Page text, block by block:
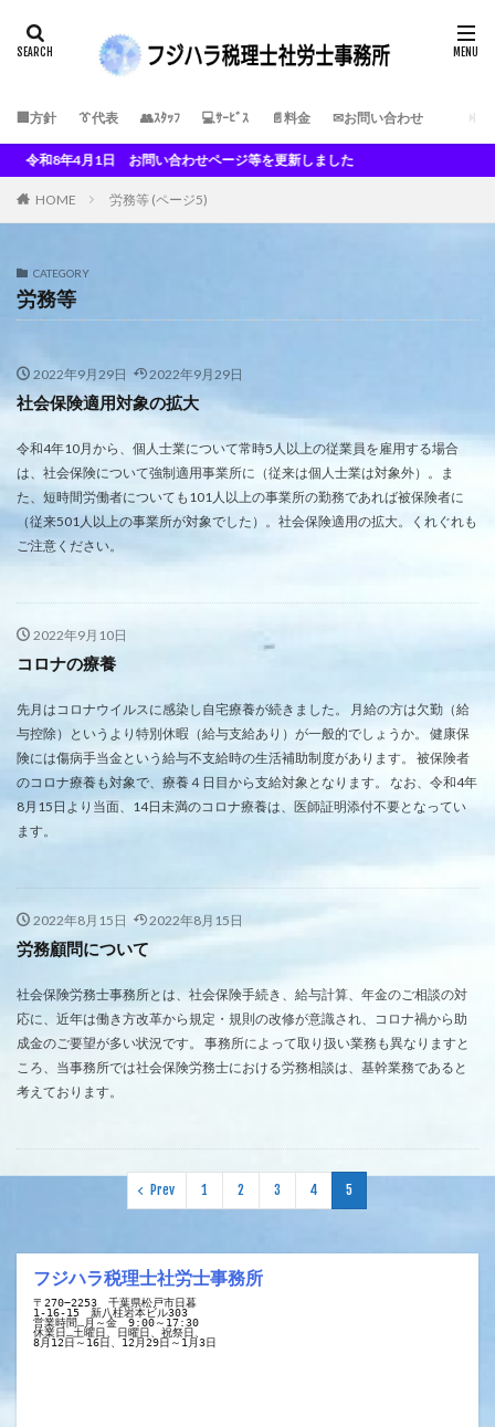
🏢方針 👔代表 👥ｽﾀｯﾌ 💻ｻｰﾋﾞｽ 📄料金 ✉お問い合わせ
月1日 お問い合わせページ等を更新しました
HOME 労務等 (ページ5)
CATEGORY
労務等
2022年9月29日 2022年9月29日
社会保険適用対象の拡大
令和4年10月から、個人士業について常時5人以上の従業員を雇用する場合
は、社会保険について強制適用事業所に（従来は個人士業は対象外）。ま
た、短時間労働者についても101人以上の事業所の勤務であれば被保険者に
（従来501人以上の事業所が対象でした）。社会保険適用の拡大。くれぐれも
ご注意ください。
2022年9月10日
コロナの療養
先月はコロナウイルスに感染し自宅療養が続きました。 月給の方は欠勤（給
与控除）というより特別休暇（給与支給あり）が一般的でしょうか。 健康保
険には傷病手当金という給与不支給時の生活補助制度があります。 被保険者
のコロナ療養も対象で、療養４日目から支給対象となります。 なお、令和4年
8月15日より当面、14日未満のコロナ療養は、医師証明添付不要となってい
ます。
2022年8月15日 2022年8月15日
労務顧問について
社会保険労務士事務所とは、社会保険手続き、給与計算、年金のご相談の対
応に、近年は働き方改革から規定・規則の改修が意識され、コロナ禍から助
成金のご要望が多い状況です。 事務所によって取り扱い業務も異なりますと
ころ、当事務所では社会保険労務士における労務相談は、基幹業務であると
考えております。
Prev 1 2 3 4 5
フジハラ税理士社労士事務所
〒270−2253　千葉県松戸市日暮
1-16-15　新八柱岩本ビル303
営業時間…月～金　9:00～17:30
休業日…土曜日、日曜日、祝祭日、
8月12日～16日、12月29日～1月3日